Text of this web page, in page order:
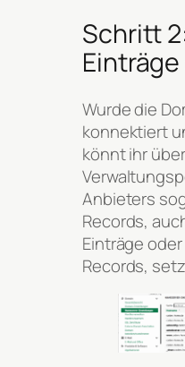
Schritt
Wurde die
konnektiert
könnt ihr
Anbieters
Records,
Einträge
Records,